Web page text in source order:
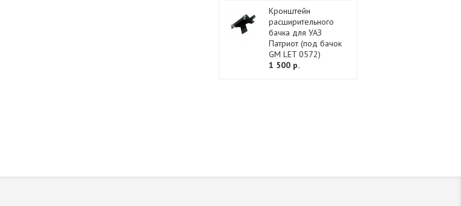
Кронштейн
расширительного
бачка для УАЗ
Патриот (под бачок
GM LET 0572)
1 500 р.